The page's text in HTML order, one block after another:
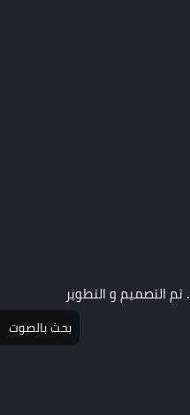
جميع الحقوق محفوظة © 2026. تم التصميم و التطوير
بحث بالصوت